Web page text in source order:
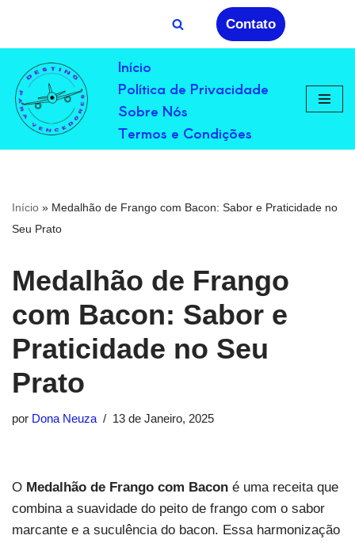
para
o
conteúdo
Contato
Início
Política de Privacidade
Sobre Nós
Termos e Condições
Início » Medalhão de Frango com Bacon: Sabor e Praticidade no
Seu Prato
Medalhão de Frango
com Bacon: Sabor e
Praticidade no Seu
Prato
por Dona Neuza 13 de Janeiro, 2025
O Medalhão de Frango com Bacon é uma receita que
combina a suavidade do peito de frango com o sabor
marcante e a suculência do bacon. Essa harmonização